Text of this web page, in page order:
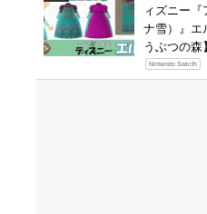
ィズニー『
ナ雪）』エ
うぶつの森
Nintendo Swicth